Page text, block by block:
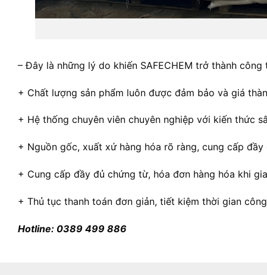
– Đây là những lý do khiến SAFECHEM trở thành
+ Chất lượng sản phẩm luôn được đảm bảo và giá
+ Hệ thống chuyên viên chuyên nghiệp với kiến thức
+ Nguồn gốc, xuất xứ hàng hóa rõ ràng, cung cấp đầy
+ Cung cấp đầy đủ chứng từ, hóa đơn hàng hóa khi
+ Thủ tục thanh toán đơn giản, tiết kiệm thời gian
Hotline: 0389 499 886